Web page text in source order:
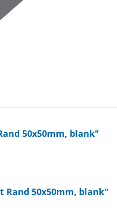
50x50mm, blank"
50x50mm, blank"